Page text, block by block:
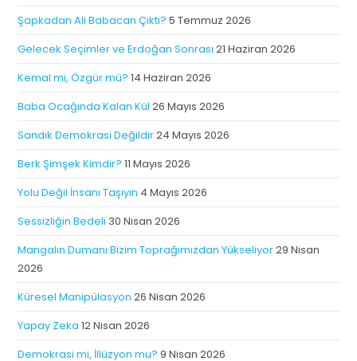
Şapkadan Ali Babacan Çıktı? 5 Temmuz 2026
Gelecek Seçimler ve Erdoğan Sonrası 21 Haziran 2026
Kemal mi, Özgür mü? 14 Haziran 2026
Baba Ocağında Kalan Kül 26 Mayıs 2026
Sandık Demokrasi Değildir24 Mayıs 2026
Berk Şimşek Kimdir? 11 Mayıs 2026
Yolu Değil İnsanı Taşıyın 4 Mayıs 2026
Sessizliğin Bedeli 30 Nisan 2026
Mangalın Dumanı Bizim Toprağımızdan Yükseliyor29 Nisan
2026
Küresel Manipülasyon 26 Nisan 2026
Yapay Zeka 12 Nisan 2026
Demokrasi mi, İllüzyon mu? 9 Nisan 2026